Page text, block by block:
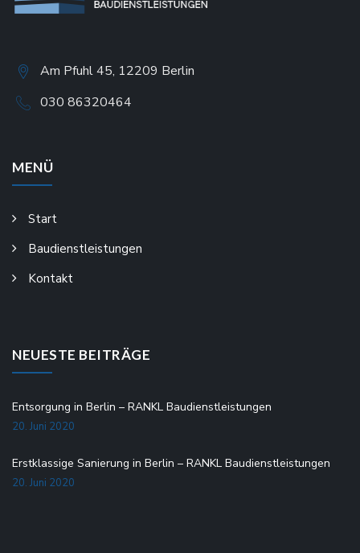
Am Pfuhl 45, 12209 Berlin
030 86320464
MENÜ
Start
Baudienstleistungen
Kontakt
NEUESTE BEITRÄGE
Entsorgung in Berlin – RANKL Baudienstleistungen
20. Juni 2020
Erstklassige Sanierung in Berlin – RANKL Baudienstleistungen
20. Juni 2020